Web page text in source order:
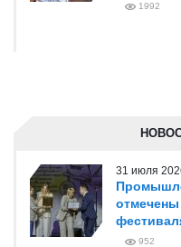
1992
31 июля
952